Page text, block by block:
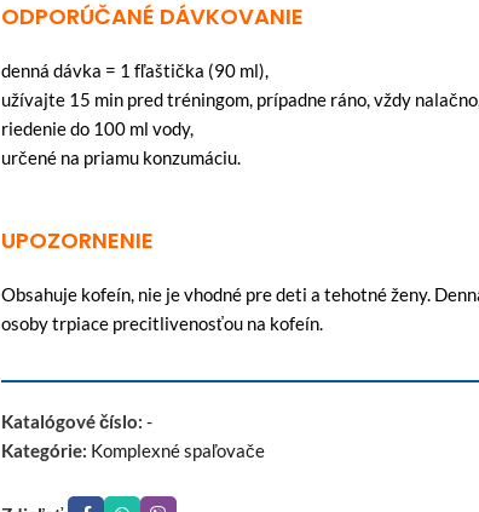
ODPORÚČANÉ DÁVKOVANIE
denná dávka = 1 fľaštička (90 ml),
užívajte 15 min pred tréningom, prípadne ráno, vždy
riedenie do 100 ml vody,
určené na priamu konzumáciu.
UPOZORNENIE
Obsahuje kofeín, nie je vhodné pre deti a tehotné ženy.
osoby trpiace precitlivenosťou na kofeín.
Katalógové číslo: -
Kategórie: Komplexné spaľovače